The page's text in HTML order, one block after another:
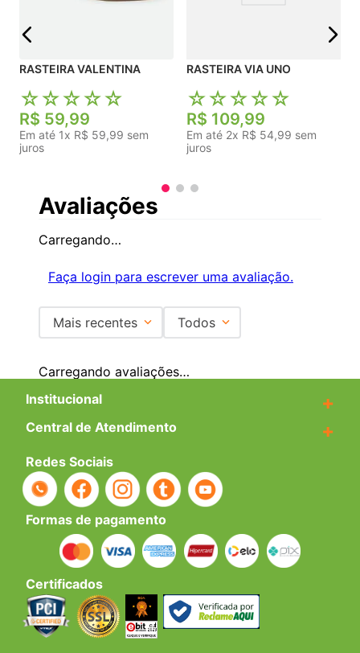
RASTEIRA VALENTINA
☆☆☆☆☆
R$ 59,99
Em até 1x R$ 59,99 sem
juros
RASTEIRA VIA UNO
☆☆☆☆☆
R$ 109,99
Em até 2x R$ 54,99 sem
juros
Avaliações
Carregando…
Faça login para escrever uma avaliação.
Mais recentes Todos
Carregando avaliações…
Institucional
+
Central de Atendimento +
Redes Sociais
Formas de pagamento
Certificados